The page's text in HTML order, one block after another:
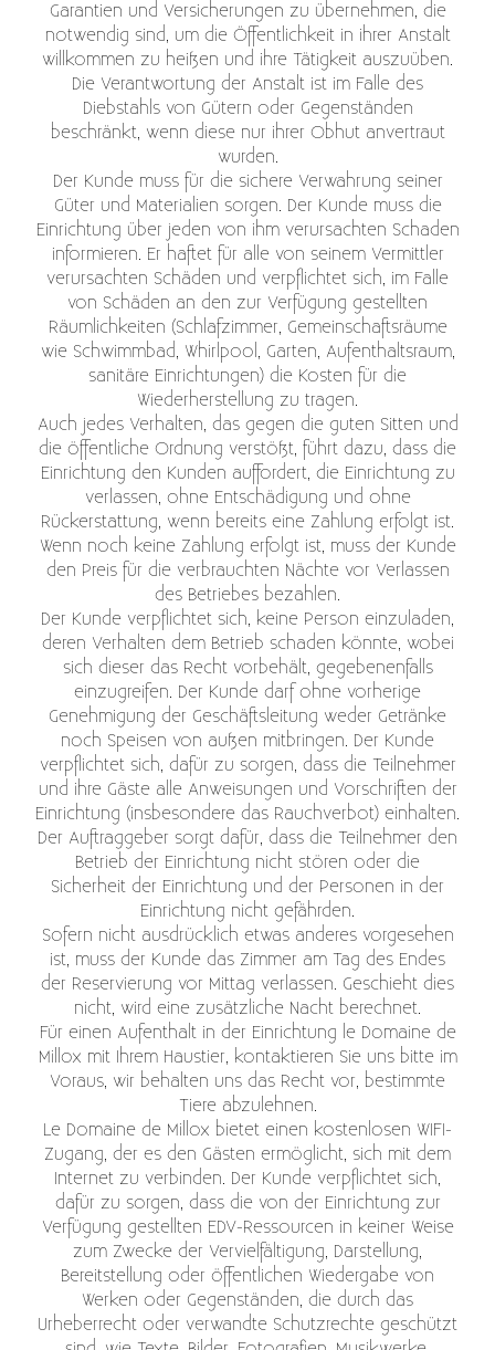
Garantien und Versicherungen zu übernehmen, die
notwendig sind, um die Öffentlichkeit in ihrer Anstalt
willkommen zu heißen und ihre Tätigkeit auszuüben.
Die Verantwortung der Anstalt ist im Falle des
Diebstahls von Gütern oder Gegenständen
beschränkt, wenn diese nur ihrer Obhut anvertraut
wurden.
Der Kunde muss für die sichere Verwahrung seiner
Güter und Materialien sorgen. Der Kunde muss die
Einrichtung über jeden von ihm verursachten Schaden
informieren. Er haftet für alle von seinem Vermittler
verursachten Schäden und verpflichtet sich, im Falle
von Schäden an den zur Verfügung gestellten
Räumlichkeiten (Schlafzimmer, Gemeinschaftsräume
wie Schwimmbad, Whirlpool, Garten, Aufenthaltsraum,
sanitäre Einrichtungen) die Kosten für die
Wiederherstellung zu tragen.
Auch jedes Verhalten, das gegen die guten Sitten und
die öffentliche Ordnung verstößt, führt dazu, dass die
Einrichtung den Kunden auffordert, die Einrichtung zu
verlassen, ohne Entschädigung und ohne
Rückerstattung, wenn bereits eine Zahlung erfolgt ist.
Wenn noch keine Zahlung erfolgt ist, muss der Kunde
den Preis für die verbrauchten Nächte vor Verlassen
des Betriebes bezahlen.
Der Kunde verpflichtet sich, keine Person einzuladen,
deren Verhalten dem Betrieb schaden könnte, wobei
sich dieser das Recht vorbehält, gegebenenfalls
einzugreifen. Der Kunde darf ohne vorherige
Genehmigung der Geschäftsleitung weder Getränke
noch Speisen von außen mitbringen. Der Kunde
verpflichtet sich, dafür zu sorgen, dass die Teilnehmer
und ihre Gäste alle Anweisungen und Vorschriften der
Einrichtung (insbesondere das Rauchverbot) einhalten.
Der Auftraggeber sorgt dafür, dass die Teilnehmer den
Betrieb der Einrichtung nicht stören oder die
Sicherheit der Einrichtung und der Personen in der
Einrichtung nicht gefährden.
Sofern nicht ausdrücklich etwas anderes vorgesehen
ist, muss der Kunde das Zimmer am Tag des Endes
der Reservierung vor Mittag verlassen. Geschieht dies
nicht, wird eine zusätzliche Nacht berechnet.
Für einen Aufenthalt in der Einrichtung le Domaine de
Millox mit Ihrem Haustier, kontaktieren Sie uns bitte im
Voraus, wir behalten uns das Recht vor, bestimmte
Tiere abzulehnen.
Le Domaine de Millox bietet einen kostenlosen WIFI-
Zugang, der es den Gästen ermöglicht, sich mit dem
Internet zu verbinden. Der Kunde verpflichtet sich,
dafür zu sorgen, dass die von der Einrichtung zur
Verfügung gestellten EDV-Ressourcen in keiner Weise
zum Zwecke der Vervielfältigung, Darstellung,
Bereitstellung oder öffentlichen Wiedergabe von
Werken oder Gegenständen, die durch das
Urheberrecht oder verwandte Schutzrechte geschützt